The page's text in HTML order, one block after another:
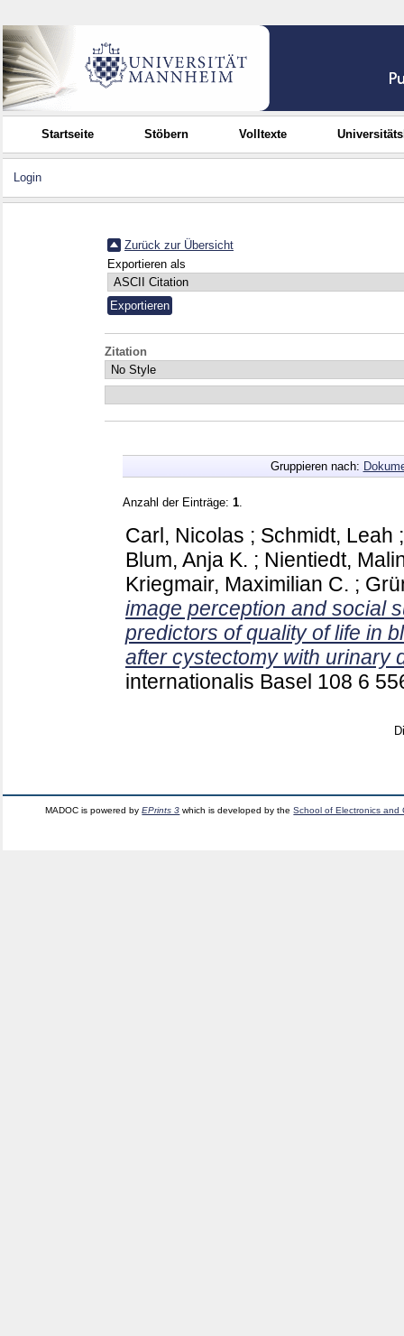
Startseite Stöbern Volltexte
Login
Zurück zur Übersicht
Exportieren als
Zitation
Gruppieren nach:
Anzahl der Einträge: 1
Carl, Nicolas ; Schmidt, Leah
Blum, Anja K. ; Nientiedt,
Kriegmair, Maximilian C. ;
image perception and social
predictors of quality of life in
after cystectomy with urinary
internationalis Basel 108 6
MADOC is powered byEPrints 3 which is developed by theSchool of Electronics and